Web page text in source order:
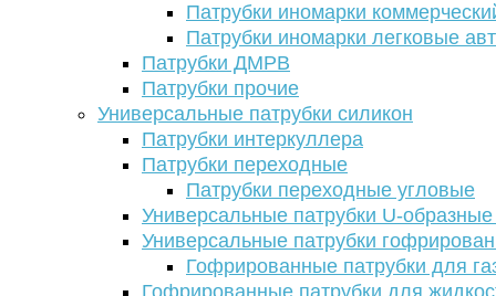
Патрубки иномарки
Патрубки иномарки легковые
Патрубки ДМРВ
Патрубки прочие
Универсальные патрубки силикон
Патрубки интеркуллера
Патрубки переходные
Патрубки переходные угловые
Универсальные патрубки U-
Универсальные патрубки
Гофрированные патрубки для
Гофрированные патрубки для